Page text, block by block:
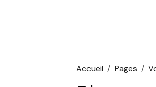
Accueil Pages